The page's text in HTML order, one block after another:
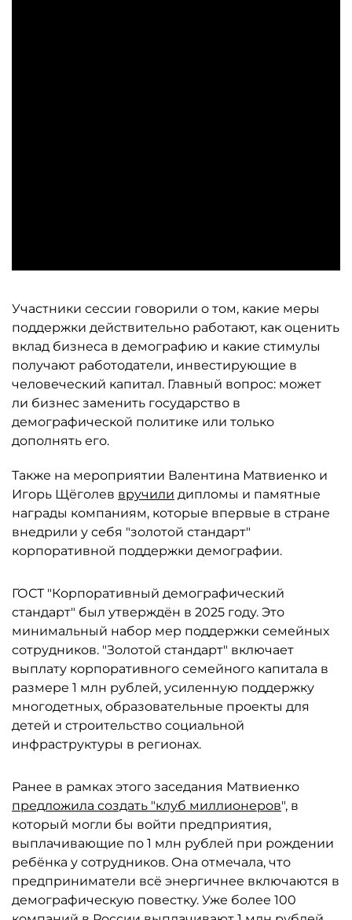
Участники сессии говорили о том, какие меры
поддержки действительно работают, как оценить
вклад бизнеса в демографию и какие стимулы
получают работодатели, инвестирующие в
человеческий капитал. Главный вопрос: может
ли бизнес заменить государство в
демографической политике или только
дополнять его.
Также на мероприятии Валентина Матвиенко и
Игорь Щёголев вручили дипломы и памятные
награды компаниям, которые впервые в стране
внедрили у себя "золотой стандарт"
корпоративной поддержки демографии.
ГОСТ "Корпоративный демографический
стандарт" был утверждён в 2025 году. Это
минимальный набор мер поддержки семейных
сотрудников. "Золотой стандарт" включает
выплату корпоративного семейного капитала в
размере 1 млн рублей, усиленную поддержку
многодетных, образовательные проекты для
детей и строительство социальной
инфраструктуры в регионах.
Ранее в рамках этого заседания Матвиенко
предложила создать "клуб миллионеров", в
который могли бы войти предприятия,
выплачивающие по 1 млн рублей при рождении
ребёнка у сотрудников. Она отмечала, что
предприниматели всё энергичнее включаются в
демографическую повестку. Уже более 100